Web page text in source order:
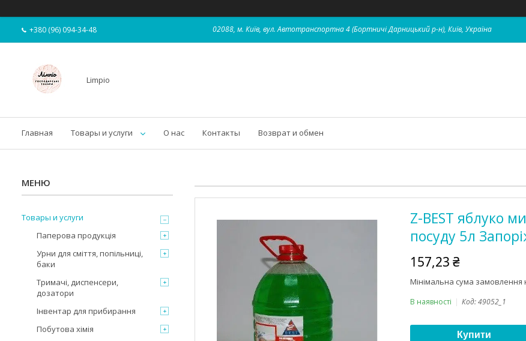
+380 (96) 094-34-48 02088, м. Київ, вул. Автотранспортна 4 (Бортничі Дарницький р-н), Київ, Україна
Limpio
Главная Товары и услуги О нас Контакты Возврат и обмен
Z-BEST яблуко
посуду 5л
157,23 ₴
Мінімальна сума замовлення
В наявності Код:49052_1
Купити
Товары и услуги
Паперова продукція
Урни для сміття, попільниці,
баки
Тримачі, диспенсери,
дозатори
Інвентар для прибирання
Побутова хімія